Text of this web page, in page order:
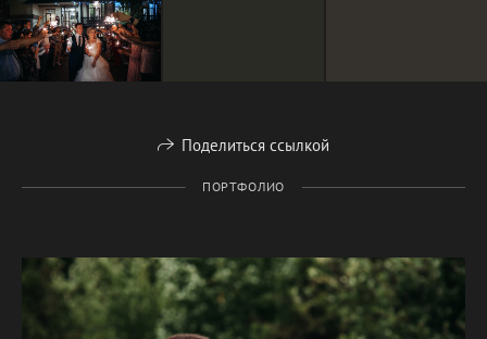
Поделиться ссылкой
ПОРТФОЛИО